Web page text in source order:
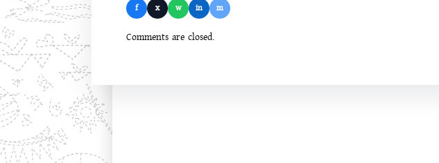
f x w in m
Comments are closed.